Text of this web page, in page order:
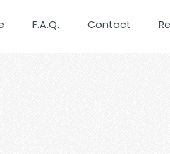
F.A.Q. Contact